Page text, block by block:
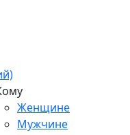
Женщине
Мужчине